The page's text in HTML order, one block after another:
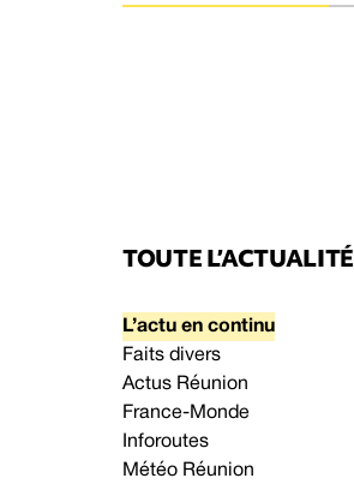
TOUTE L’ACTUALITÉ
L’actu en continu
Faits divers
Actus Réunion
France-Monde
Inforoutes
Météo Réunion